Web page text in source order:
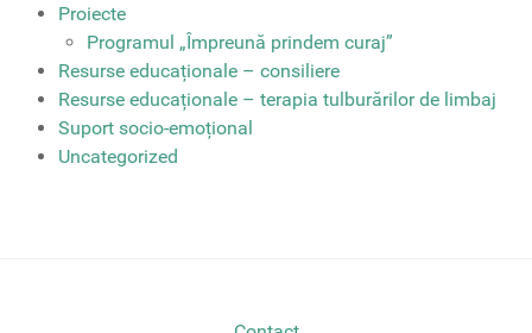
Proiecte
Programul „Împreună prindem curaj”
Resurse educaționale – consiliere
Resurse educaționale – terapia tulburărilor de limbaj
Suport socio-emoțional
Uncategorized